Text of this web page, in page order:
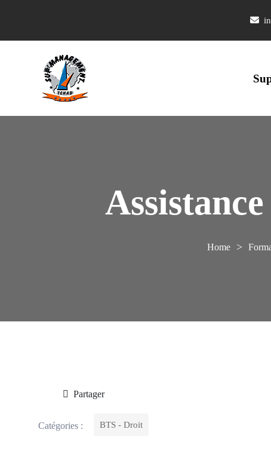
>
Partager
Catégories : BTS - Droit